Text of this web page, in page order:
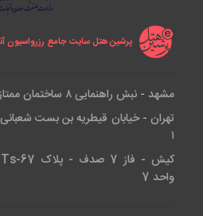
پرشین هتل سایت جامع رزرواسیون
مشهد - نبش راهنمایی ۸ ساختمان ممتاز
۱
واحد 7